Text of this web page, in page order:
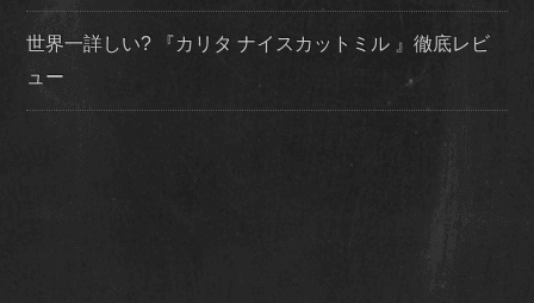
世界一詳しい? 『カリタ ナイスカットミル 』徹底レビ
ュー